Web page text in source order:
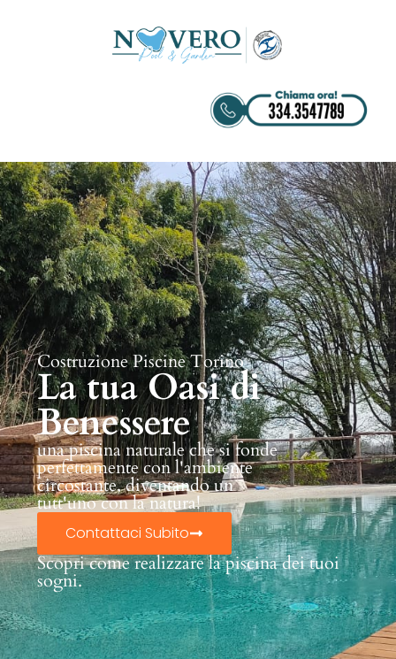
Costruzione Piscine Torino
La tua Oasi di
Benessere
una piscina naturale che si fonde
perfettamente con l'ambiente
circostante, diventando un
tutt'uno con la natura!
Contattaci Subito
Scopri come realizzare la piscina dei tuoi
sogni.